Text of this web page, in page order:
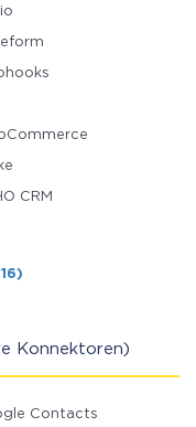
CRM
Konnektoren)
Contacts